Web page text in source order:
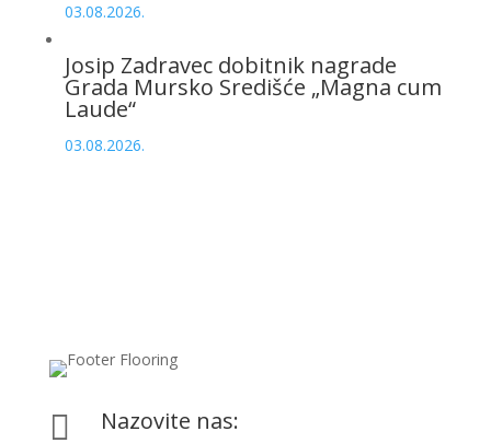
03.08.2026.
Josip Zadravec dobitnik nagrade
Grada Mursko Središće „Magna cum
Laude“
03.08.2026.
 Nazovite nas: